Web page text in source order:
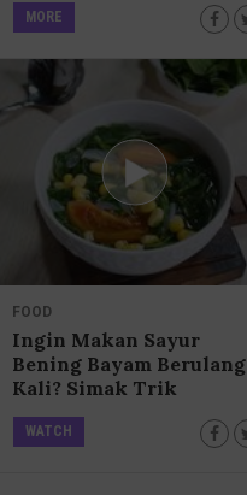
MORE
FOOD
Ingin Makan Sayur
Bening Bayam Berulang
Kali? Simak Trik
Memasaknya Yang
Aman dan Praktis
WATCH